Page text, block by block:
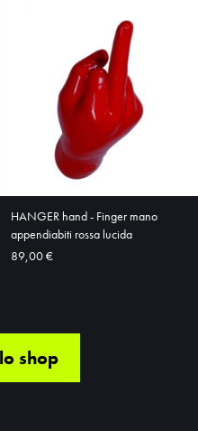
HANGER hand - Finger mano
appendiabiti rossa lucida
89,00 €
shop